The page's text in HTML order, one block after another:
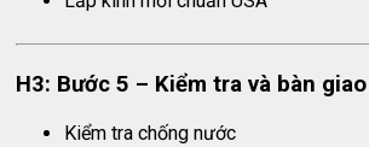
H3: Bước 5 – Kiểm tra và bàn giao
Kiểm tra chống nước